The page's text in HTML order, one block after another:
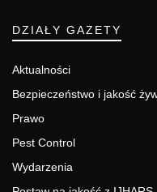
DZIAŁY GAZETY
Aktualności
Bezpieczeństwo i jakość
Prawo
Pest Control
Wydarzenia